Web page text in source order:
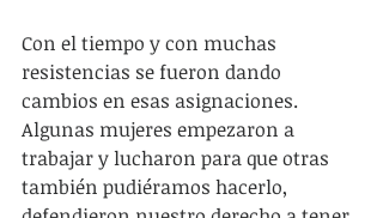
Con el tiempo y con muchas
resistencias se fueron dando
cambios en esas asignaciones.
Algunas mujeres empezaron a
trabajar y lucharon para que otras
también pudiéramos hacerlo,